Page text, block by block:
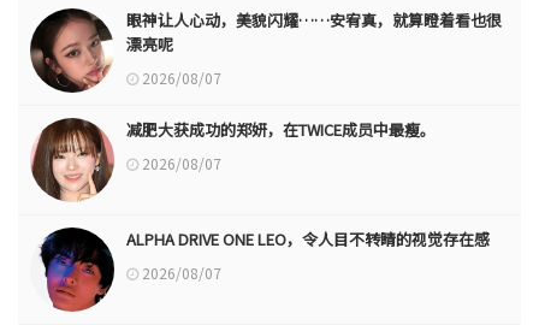
眼神让人心动，美貌闪耀……安宥真，就算瞪着看也很
漂亮呢
2026/08/07
减肥大获成功的郑妍，在TWICE成员中最瘦。
2026/08/07
ALPHA DRIVE ONE LEO，令人目不转睛的视觉存在感
2026/08/07